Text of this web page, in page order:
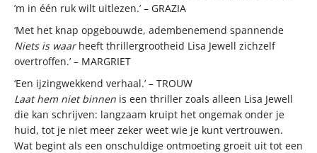
’m in één ruk wilt uitlezen.’ – GRAZIA
‘Met het knap opgebouwde, adembenemend spannende
Niets is waarheeft thrillergrootheid Lisa Jewell zichzelf
overtroffen.’ – MARGRIET
‘Een ijzingwekkend verhaal.’ – TROUW
Laat hem niet binnen is een thriller zoals alleen Lisa Jewell
die kan schrijven: langzaam kruipt het ongemak onder je
huid, tot je niet meer zeker weet wie je kunt vertrouwen.
Wat begint als een onschuldige ontmoeting groeit uit tot een